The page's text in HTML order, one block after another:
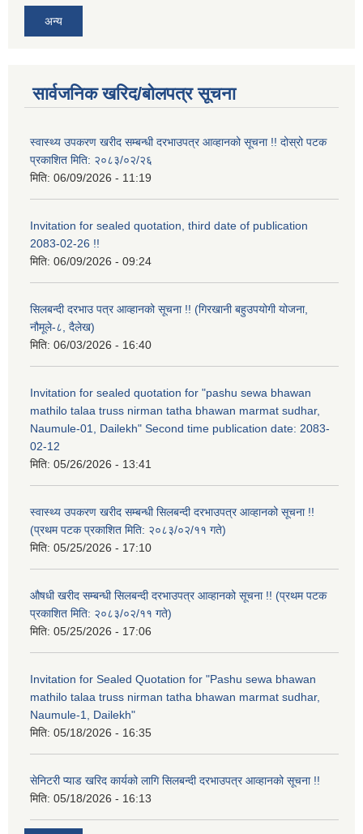
अन्य
सार्वजनिक खरिद/बोलपत्र सूचना
स्वास्थ्य उपकरण खरीद सम्बन्धी दरभाउपत्र आव्हानको सूचना !! दोस्रो पटक
प्रकाशित मिति: २०८३/०२/२६
मिति: 06/09/2026 - 11:19
Invitation for sealed quotation, third date of publication
2083-02-26 !!
मिति: 06/09/2026 - 09:24
सिलबन्दी दरभाउ पत्र आव्हानको सूचना !! (गिरखानी बहुउपयोगी योजना,
नौमूले-८, दैलेख)
मिति: 06/03/2026 - 16:40
Invitation for sealed quotation for "pashu sewa bhawan
mathilo talaa truss nirman tatha bhawan marmat sudhar,
Naumule-01, Dailekh" Second time publication date: 2083-
02-12
मिति: 05/26/2026 - 13:41
स्वास्थ्य उपकरण खरीद सम्बन्धी सिलबन्दी दरभाउपत्र आव्हानको सूचना !!
(प्रथम पटक प्रकाशित मिति: २०८३/०२/११ गते)
मिति: 05/25/2026 - 17:10
औषधी खरीद सम्बन्धी सिलबन्दी दरभाउपत्र आव्हानको सूचना !! (प्रथम पटक
प्रकाशित मिति: २०८३/०२/११ गते)
मिति: 05/25/2026 - 17:06
Invitation for Sealed Quotation for "Pashu sewa bhawan
mathilo talaa truss nirman tatha bhawan marmat sudhar,
Naumule-1, Dailekh"
मिति: 05/18/2026 - 16:35
सेनिटरी प्याड खरिद कार्यको लागि सिलबन्दी दरभाउपत्र आव्हानको सूचना !!
मिति: 05/18/2026 - 16:13